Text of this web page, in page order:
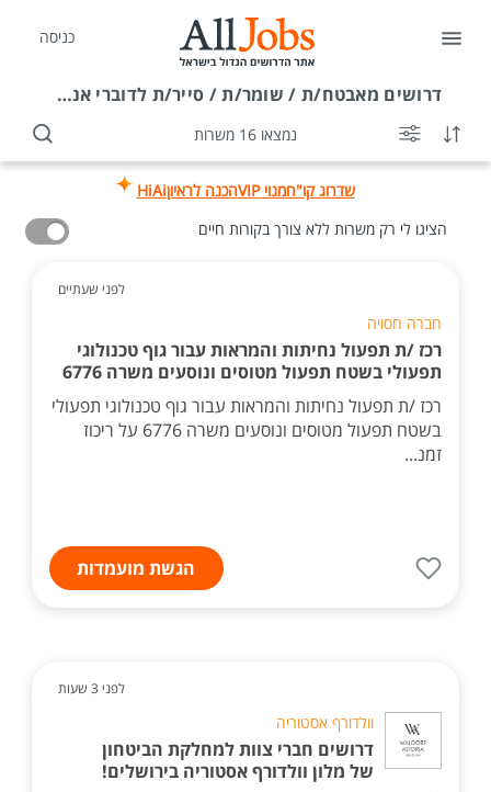
כניסה
דרושים מאבטח/ת / שומר/ת / סייר/ת לדוברי אנגלית
נמצאו 16 משרות
שדרוג קו"חמנוי VIP הכנה לראיוןHiAi
הציגו לי רק משרות ללא צורך בקורות חיים
לפני שעתיים
חברה חסויה
רכז /ת תפעול נחיתות והמראות עבור גוף טכנולוגי
תפעולי בשטח תפעול מטוסים ונוסעים משרה 6776
רכז /ת תפעול נחיתות והמראות עבור גוף טכנולוגי תפעולי
בשטח תפעול מטוסים ונוסעים משרה 6776 על ריכוז
זמנ...
הגשת מועמדות
לפני 3 שעות
וולדורף אסטוריה
דרושים חברי צוות למחלקת הביטחון
של מלון וולדורף אסטוריה בירושלים!